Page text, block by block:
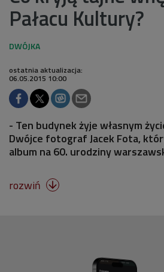
Pałacu Kultury?
ostatnia aktualizacja:
06.05.2015 10:00
- Ten budynek żyje własnym
Dwójce fotograf Jacek Fota,
album na 60. urodziny
rozwiń 